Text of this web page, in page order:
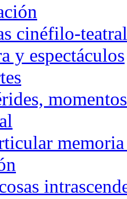
cinéfilo-
y espectáculos